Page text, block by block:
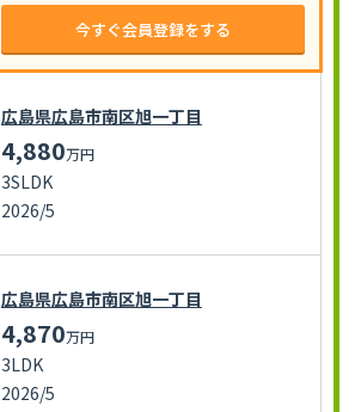
今すぐ会員登録をする
広島県広島市南区旭一丁目
4,880万円
3SLDK
2026/5
広島県広島市南区旭一丁目
4,870万円
3LDK
2026/5